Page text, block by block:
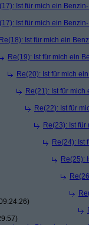
Ist für mich ein
Ist für mich ein
Re(18): Ist für mich ein
Re(19): Ist für mich ein
Re(20): Ist für mich
Re(21): Ist für
Re(22): Ist für
Re(23): Ist
Re(24): Ist
Re(25):